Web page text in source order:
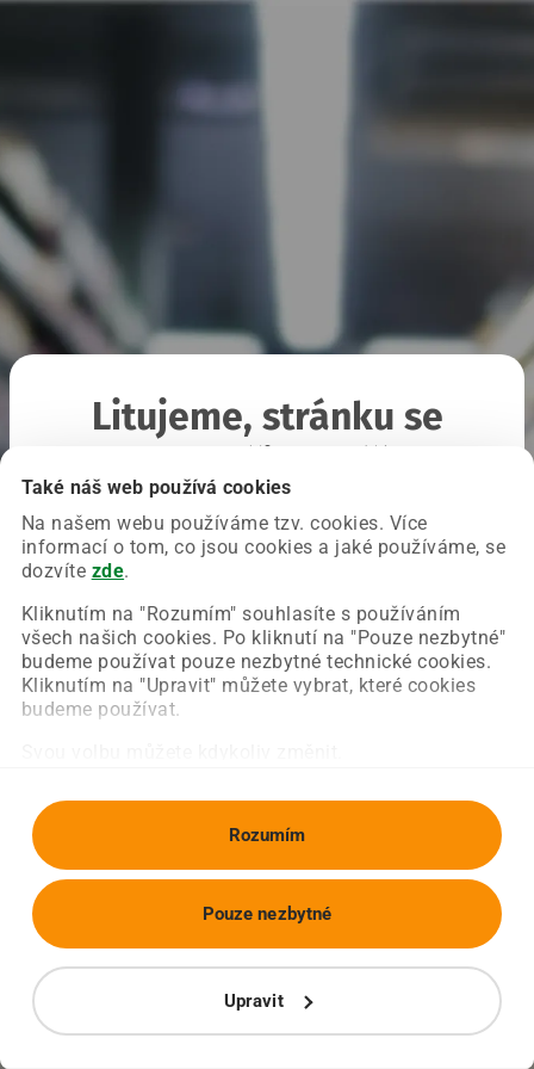
Také náš web používá cookies
Na našem webu používáme tzv. cookies. Více
informací o tom, co jsou cookies a jaké používáme, se
dozvíte zde.
Kliknutím na "Rozumím" souhlasíte s používáním
všech našich cookies. Po kliknutí na "Pouze nezbytné"
budeme používat pouze nezbytné technické cookies.
Kliknutím na "Upravit" můžete vybrat, které cookies
budeme používat.
Rozumím
Upravit
Pouze nezbytné
Litujeme, stránku se
Chyba nastala na naší straně a už ji opravujeme.
Zkuste prosím znovu načíst požadovanou stránku.
Obnovit stránku Úvodní strana